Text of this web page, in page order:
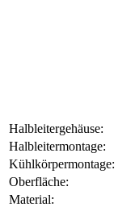
Halbleitergehäuse:
Halbleitermontage:
Kühlkörpermontage:
Oberfläche:
Material: